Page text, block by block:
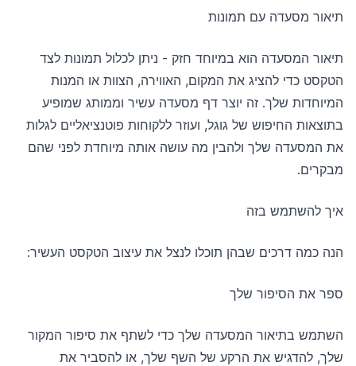
תיאור מסעדה עם תמונות
תיאור המסעדה הוא במיוחד חזק - ניתן לכלול תמונות לצד
הטקסט כדי להציג את המקום, האווירה, הצוות או המנות
המיוחדות שלך. זה יוצר דף מסעדה עשיר וממותג שמופיע
בתוצאות החיפוש של גוגל, ועוזר ללקוחות פוטנציאליים לגלות
את המסעדה שלך ולהבין מה עושה אותה מיוחדת לפני שהם
מבקרים.
איך להשתמש בזה
הנה כמה דרכים שבהן תוכלו לנצל את עיצוב הטקסט העשיר:
ספר את הסיפור שלך
השתמש בתיאור המסעדה שלך כדי לשתף את סיפור המקור
שלך, להדגיש את הרקע של השף שלך, או להסביר את